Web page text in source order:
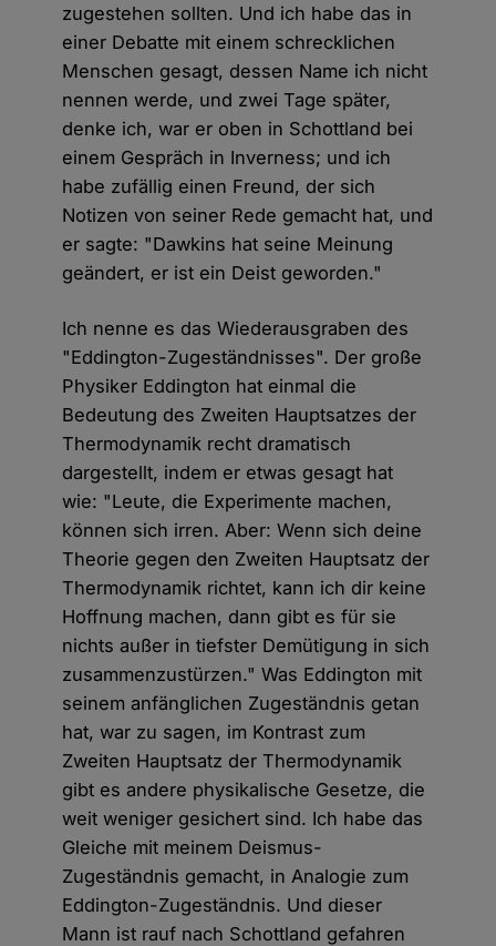
zugestehen sollten. Und ich habe das in
einer Debatte mit einem schrecklichen
Menschen gesagt, dessen Name ich nicht
nennen werde, und zwei Tage später,
denke ich, war er oben in Schottland bei
einem Gespräch in Inverness; und ich
habe zufällig einen Freund, der sich
Notizen von seiner Rede gemacht hat, und
er sagte: "Dawkins hat seine Meinung
geändert, er ist ein Deist geworden."
Ich nenne es das Wiederausgraben des
"Eddington-Zugeständnisses". Der große
Physiker Eddington hat einmal die
Bedeutung des Zweiten Hauptsatzes der
Thermodynamik recht dramatisch
dargestellt, indem er etwas gesagt hat
wie: "Leute, die Experimente machen,
können sich irren. Aber: Wenn sich deine
Theorie gegen den Zweiten Hauptsatz der
Thermodynamik richtet, kann ich dir keine
Hoffnung machen, dann gibt es für sie
nichts außer in tiefster Demütigung in sich
zusammenzustürzen." Was Eddington mit
seinem anfänglichen Zugeständnis getan
hat, war zu sagen, im Kontrast zum
Zweiten Hauptsatz der Thermodynamik
gibt es andere physikalische Gesetze, die
weit weniger gesichert sind. Ich habe das
Gleiche mit meinem Deismus-
Zugeständnis gemacht, in Analogie zum
Eddington-Zugeständnis. Und dieser
Mann ist rauf nach Schottland gefahren